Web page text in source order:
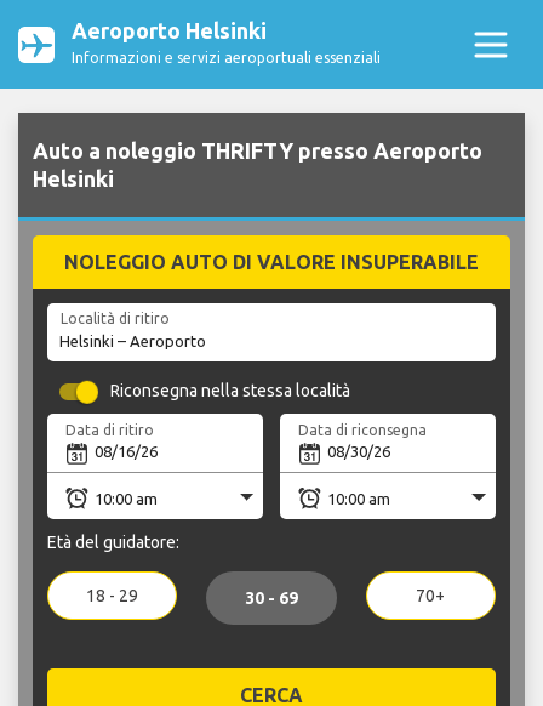
Aeroporto Helsinki
Informazioni e servizi aeroportuali essenziali
Auto a noleggio THRIFTY presso Aeroporto
Helsinki
NOLEGGIO AUTO DI VALORE INSUPERABILE
Località di ritiro
Riconsegna nella stessa località
Data di ritiro Data di riconsegna
Età del guidatore:
18 - 29 30 - 69 70+
CERCA